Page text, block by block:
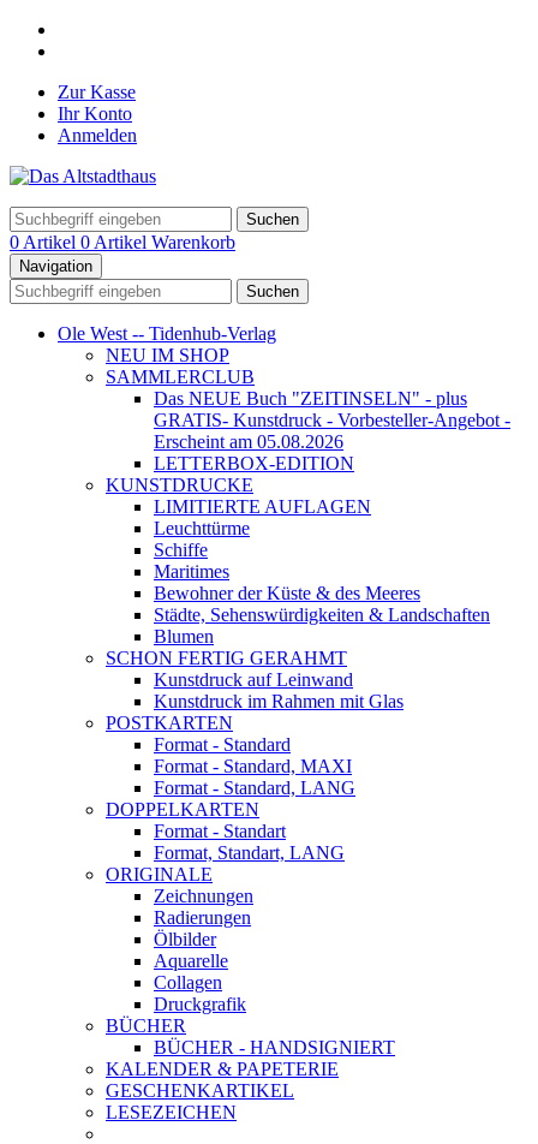
Zur Kasse
Ihr Konto
Anmelden
Suchen
0 Artikel 0 Artikel Warenkorb
Navigation
Suchen
Ole West -- Tidenhub-Verlag
NEU IM SHOP
SAMMLERCLUB
Das NEUE Buch "ZEITINSELN" - plus
GRATIS- Kunstdruck - Vorbesteller-Angebot -
Erscheint am 05.08.2026
LETTERBOX-EDITION
KUNSTDRUCKE
LIMITIERTE AUFLAGEN
Leuchttürme
Schiffe
Maritimes
Bewohner der Küste & des Meeres
Städte, Sehenswürdigkeiten & Landschaften
Blumen
SCHON FERTIG GERAHMT
Kunstdruck auf Leinwand
Kunstdruck im Rahmen mit Glas
POSTKARTEN
Format - Standard
Format - Standard, MAXI
Format - Standard, LANG
DOPPELKARTEN
Format - Standart
Format, Standart, LANG
ORIGINALE
Zeichnungen
Radierungen
Ölbilder
Aquarelle
Collagen
Druckgrafik
BÜCHER
BÜCHER - HANDSIGNIERT
KALENDER & PAPETERIE
GESCHENKARTIKEL
LESEZEICHEN